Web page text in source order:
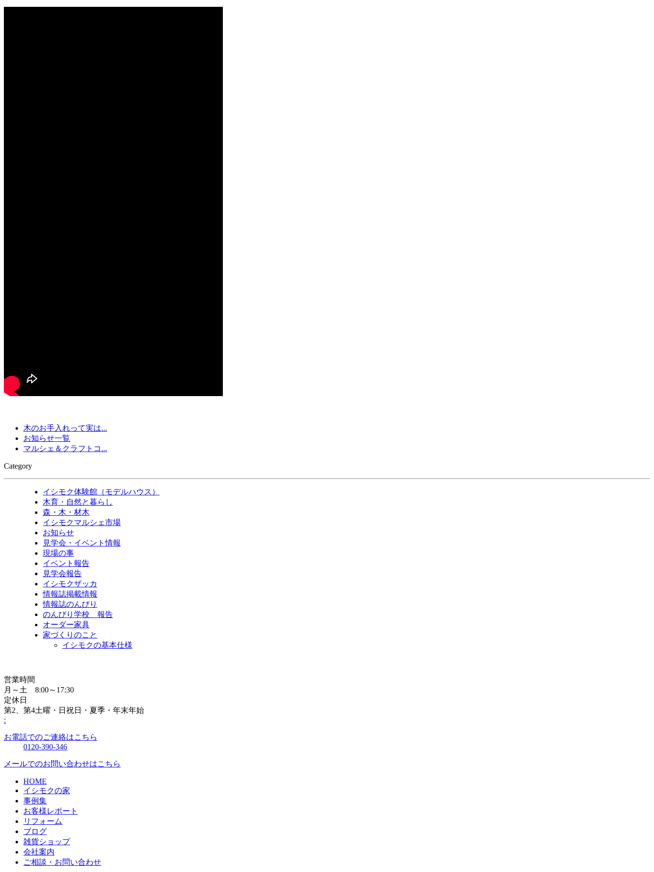
木のお手入れって実は...
お知らせ一覧
マルシェ＆クラフトコ...
Category
イシモク体験館（モデルハウス）
木育・自然と暮らし
森・木・材木
イシモクマルシェ市場
お知らせ
見学会・イベント情報
現場の事
イベント報告
見学会報告
イシモクザッカ
情報誌掲載情報
情報誌のんびり
のんびり学校 報告
オーダー家具
家づくりのこと
イシモクの基本仕様
営業時間
月～土 8:00～17:30
定休日
第2、第4土曜・日祝日・夏季・年末年始
:
お電話でのご連絡はこちら
0120-390-346
メールでのお問い合わせはこちら
HOME
イシモクの家
事例集
お客様レポート
リフォーム
ブログ
雑貨ショップ
会社案内
ご相談・お問い合わせ